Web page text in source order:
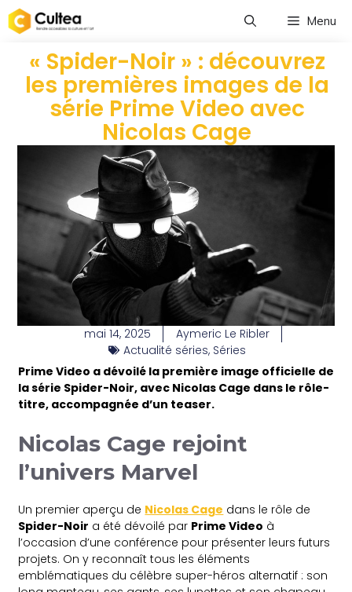
Menu
« Spider-Noir » : découvrez
les premières images de la
série Prime Video avec
Nicolas Cage
mai 14, 2025
Aymeric Le Ribler
Actualité séries, Séries
Prime Video a dévoilé la première image officielle de
la série Spider-Noir, avec Nicolas Cage dans le rôle-
titre, accompagnée d’un teaser.
Nicolas Cage rejoint
l’univers Marvel
Un premier aperçu de Nicolas Cage dans le rôle de
Spider-Noir a été dévoilé par Prime Video à
l’occasion d’une conférence pour présenter leurs futurs
projets. On y reconnaît tous les éléments
emblématiques du célèbre super-héros alternatif : son